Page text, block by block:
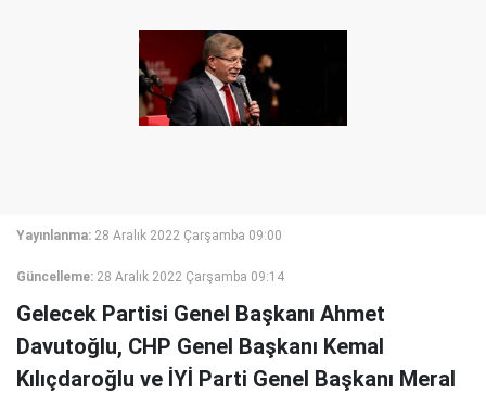
Yayınlanma: 28 Aralık 2022 Çarşamba 09:00
Güncelleme: 28 Aralık 2022 Çarşamba 09:14
Gelecek Partisi Genel Başkanı Ahmet
Davutoğlu, CHP Genel Başkanı Kemal
Kılıçdaroğlu ve İYİ Parti Genel Başkanı Meral